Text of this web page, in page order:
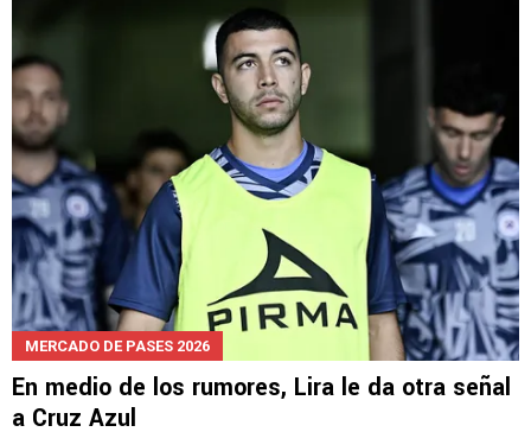
MERCADO DE PASES 2026
En medio de los rumores, Lira le da otra señal
a Cruz Azul